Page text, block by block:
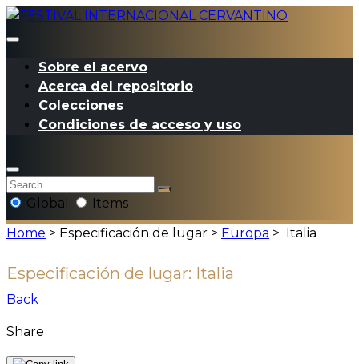
Sobre el acervo
Acerca del repositorio
Colecciones
Condiciones de acceso y uso
Global
Items
Home > Especificación de lugar > Europa > Italia
Especificación de lugar: Italia
Back
Share